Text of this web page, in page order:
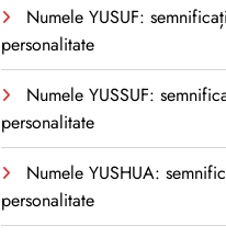
Numele YUSUF:
personalitate
Numele YUSSUF:
personalitate
Numele YUSHUA:
personalitate